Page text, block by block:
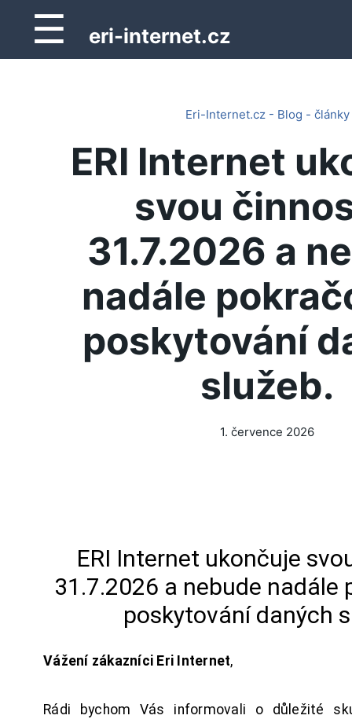
☰ eri-internet.cz
Eri-Internet.cz - Blog - články
ERI Internet
svou
31.7.2026 a
nadále
poskytování
služeb.
1. července 2026
ERI Internet ukončuje
31.7.2026 a nebude nadále
poskytování daných
Vážení zákazníci Eri Internet,
Rádi bychom Vás informovali o důležité